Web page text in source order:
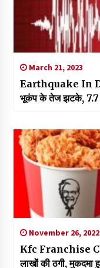
March 21, 2023
Earthquake In
भूकंप के तेज झटके, 7.7
November 26, 2022
Kfc Franchise
लाखों की ठगी, मुकदमा